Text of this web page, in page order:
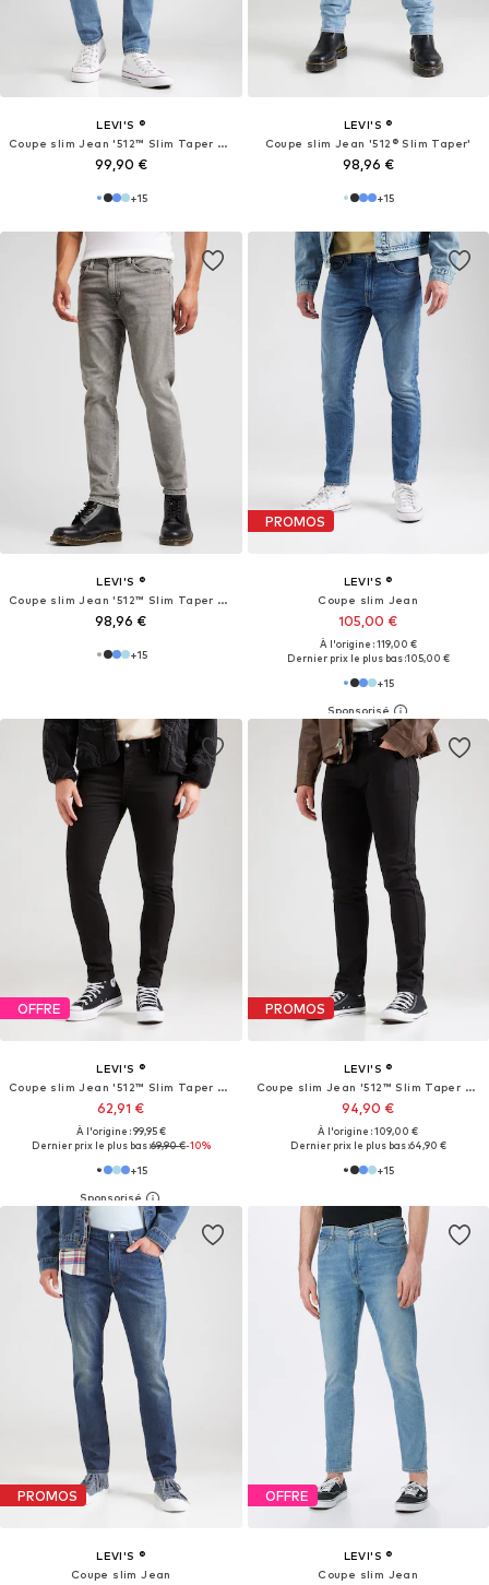
LEVI'S ®
Coupe slim Jean '512™ Slim Taper Jeans'
99,90 €
+15
LEVI'S ®
Coupe slim Jean '512® Slim Taper'
98,96 €
+15
LEVI'S ®
Coupe slim Jean '512™ Slim Taper Jeans'
98,96 €
+15
PROMOS
LEVI'S ®
Coupe slim Jean
105,00 €
À l'origine : 119,00 €
Dernier prix le plus bas :105,00 €
+15
OFFRE
LEVI'S ®
Coupe slim Jean '512™ Slim Taper Jeans'
62,91 €
À l'origine : 99,95 €
Dernier prix le plus bas :69,90 €-10%
+15
PROMOS
LEVI'S ®
Coupe slim Jean '512™ Slim Taper Jeans'
94,90 €
À l'origine : 109,00 €
Dernier prix le plus bas :64,90 €
+15
PROMOS
LEVI'S ®
Coupe slim Jean
OFFRE
LEVI'S ®
Coupe slim Jean